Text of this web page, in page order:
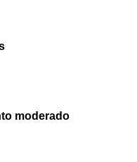
moderado